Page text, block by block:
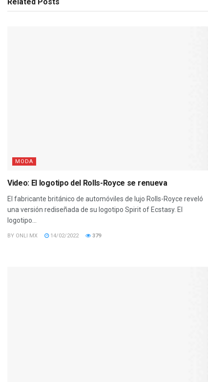
MODA
Video: El logotipo del Rolls-Royce se renueva
El fabricante británico de automóviles de lujo Rolls-Royce reveló
una versión rediseñada de su logotipo Spirit of Ecstasy. El
logotipo...
BY ONLI MX 14/02/2022 379